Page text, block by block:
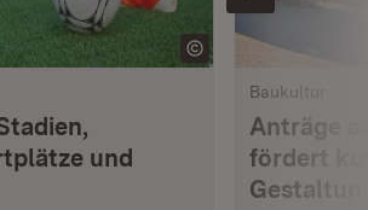
und
Baukultur
Anträge
fördert